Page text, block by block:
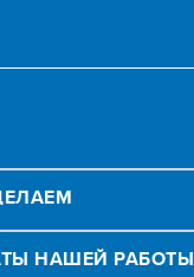
НАШЕЙ РАБОТЫ